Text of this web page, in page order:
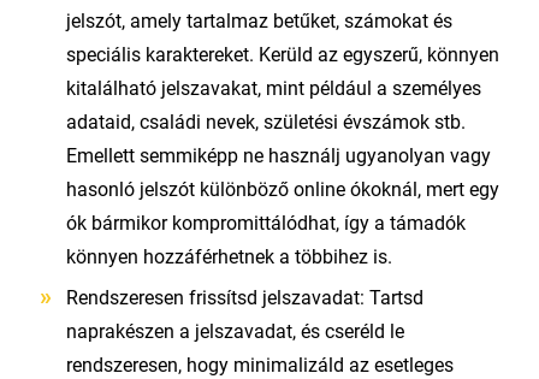
jelszót, amely tartalmaz betűket, számokat és
speciális karaktereket. Kerüld az egyszerű, könnyen
kitalálható jelszavakat, mint például a személyes
adataid, családi nevek, születési évszámok stb.
Emellett semmiképp ne használj ugyanolyan vagy
hasonló jelszót különböző online ókoknál, mert egy
ók bármikor kompromittálódhat, így a támadók
könnyen hozzáférhetnek a többihez is.
Rendszeresen frissítsd jelszavadat: Tartsd
naprakészen a jelszavadat, és cseréld le
rendszeresen, hogy minimalizáld az esetleges